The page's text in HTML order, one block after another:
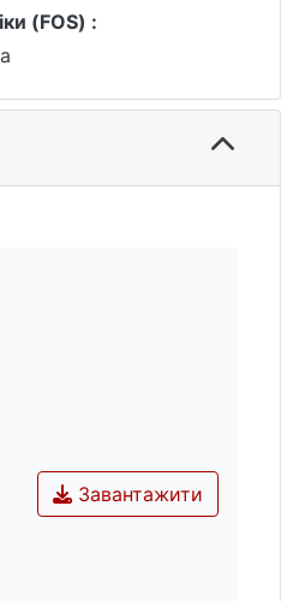
(FOS) :
Завантажити